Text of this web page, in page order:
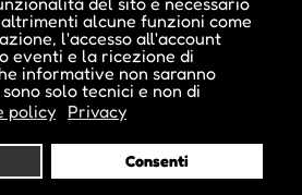
alcune funzioni come
l'accesso all'account
eventi e la ricezione di
informative non saranno
solo tecnici e non di
policy Privacy
Consenti